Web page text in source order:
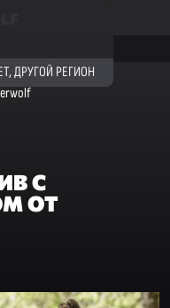
С
ОТ
ДРУГОЙ РЕГИОН